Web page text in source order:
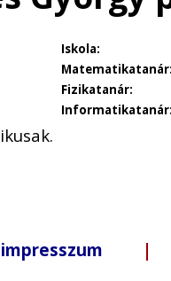
Iskola:
Fizikatanár:
impresszum |